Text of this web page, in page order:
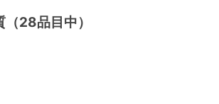
28品目中）